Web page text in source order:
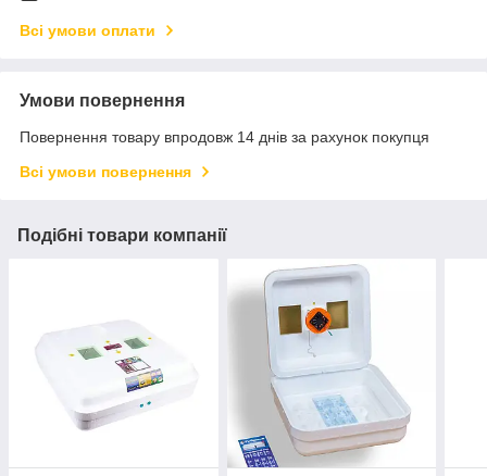
Всі умови оплати
Умови повернення
Повернення товару впродовж 14 днів за рахунок покупця
Всі умови повернення
Подібні товари компанії